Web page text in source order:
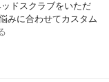
ドスクラブをいただ
みに合わせてカスタム